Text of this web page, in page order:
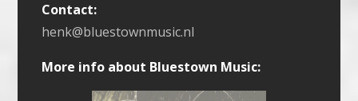
Contact:
henk@bluestownmusic.nl
More info about Bluestown Music: